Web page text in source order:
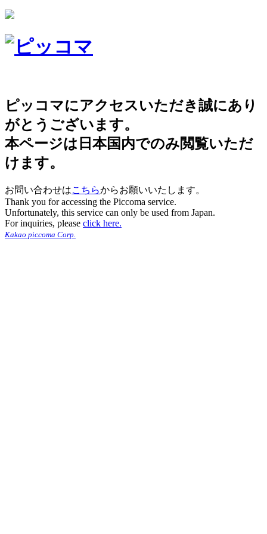
ピッコマにアクセスいただき誠にあり
がとうございます。
本ページは日本国内でのみ閲覧いただ
けます。
お問い合わせはこちらからお願いいたします。
Thank you for accessing the Piccoma service.
Unfortunately, this service can only be used from Japan.
For inquiries, please click here.
Kakao piccoma Corp.